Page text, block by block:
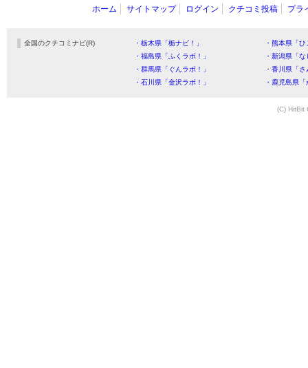
ホーム サイトマップ ログイン クチコミ投稿 プラ
全国のクチコミナビ(R) ・栃木県「栃ナビ！」
・熊本県「
・福島県「ふくラボ！」
・新潟県「
・群馬県「ぐんラボ！」
・香川県「
・石川県「金沢ラボ！」
・鹿児島県
(C) HitBit